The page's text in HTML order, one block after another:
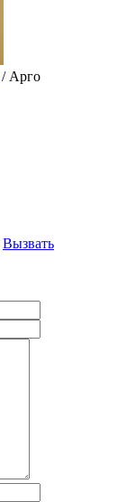
/ Арго
Вызвать